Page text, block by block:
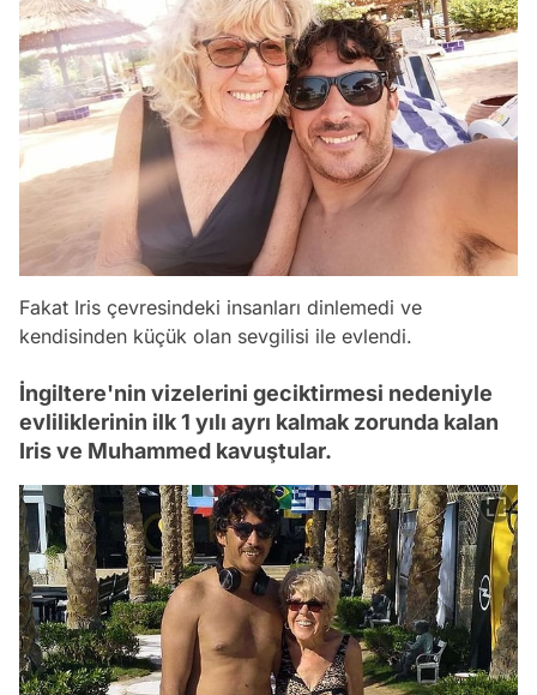
Fakat Iris çevresindeki insanları dinlemedi ve
kendisinden küçük olan sevgilisi ile evlendi.
İngiltere'nin vizelerini geciktirmesi nedeniyle
evliliklerinin ilk 1 yılı ayrı kalmak zorunda kalan
Iris ve Muhammed kavuştular.